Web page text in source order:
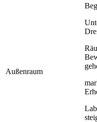
Außenraum